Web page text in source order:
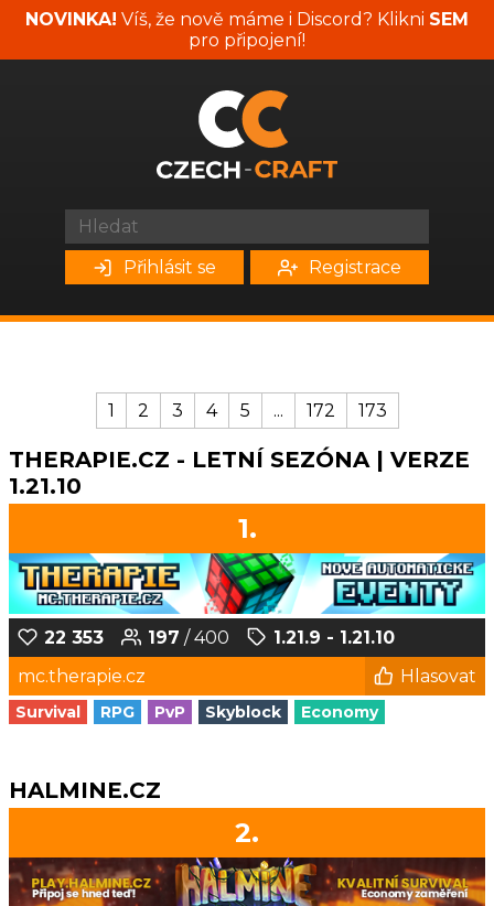
NOVINKA! Víš, že nově máme i Discord? Klikni SEM
pro připojení!
Přihlásit se Registrace
1 2 3 4 5 ... 172 173
THERAPIE.CZ - LETNÍ SEZÓNA | VERZE
1.21.10
1.
22 353 197 / 400
1.21.9 - 1.21.10
mc.therapie.cz
Hlasovat
Survival RPG PvP Skyblock Economy
HALMINE.CZ
2.